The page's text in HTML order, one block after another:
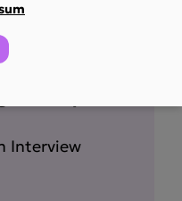
Interview